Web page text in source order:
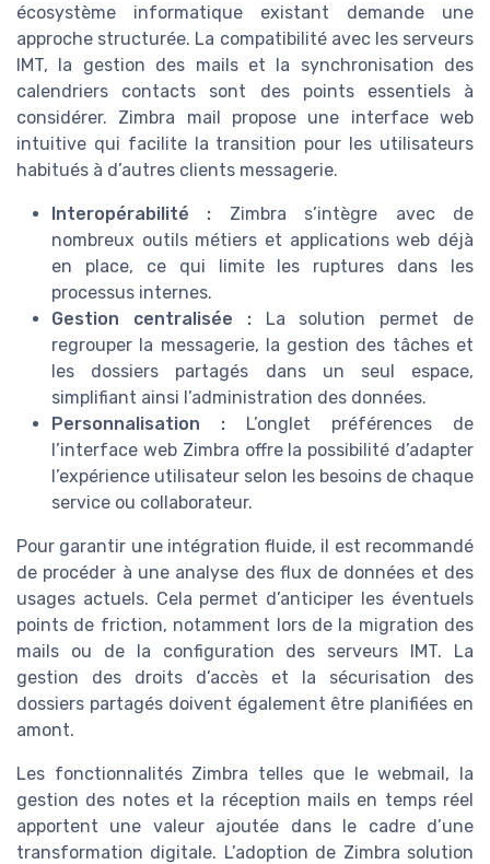
écosystème informatique existant demande une
approche structurée. La compatibilité avec les serveurs
IMT, la gestion des mails et la synchronisation des
calendriers contacts sont des points essentiels à
considérer. Zimbra mail propose une interface web
intuitive qui facilite la transition pour les utilisateurs
habitués à d’autres clients messagerie.
Interopérabilité : Zimbra s’intègre avec de
nombreux outils métiers et applications web déjà
en place, ce qui limite les ruptures dans les
processus internes.
Gestion centralisée :La solution permet de
regrouper la messagerie, la gestion des tâches et
les dossiers partagés dans un seul espace,
simplifiant ainsi l’administration des données.
Personnalisation : L’onglet préférences de
l’interface web Zimbra offre la possibilité d’adapter
l’expérience utilisateur selon les besoins de chaque
service ou collaborateur.
Pour garantir une intégration fluide, il est recommandé
de procéder à une analyse des flux de données et des
usages actuels. Cela permet d’anticiper les éventuels
points de friction, notamment lors de la migration des
mails ou de la configuration des serveurs IMT. La
gestion des droits d’accès et la sécurisation des
dossiers partagés doivent également être planifiées en
amont.
Les fonctionnalités Zimbra telles que le webmail, la
gestion des notes et la réception mails en temps réel
apportent une valeur ajoutée dans le cadre d’une
transformation digitale. L’adoption de Zimbra solution